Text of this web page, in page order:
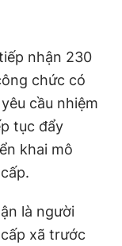
24.3.2020
Niên. Cấm sao
thuận bằng văn
nhận 230
chức có
cầu nhiệm
tục đẩy
khai mô
là người
xã trước